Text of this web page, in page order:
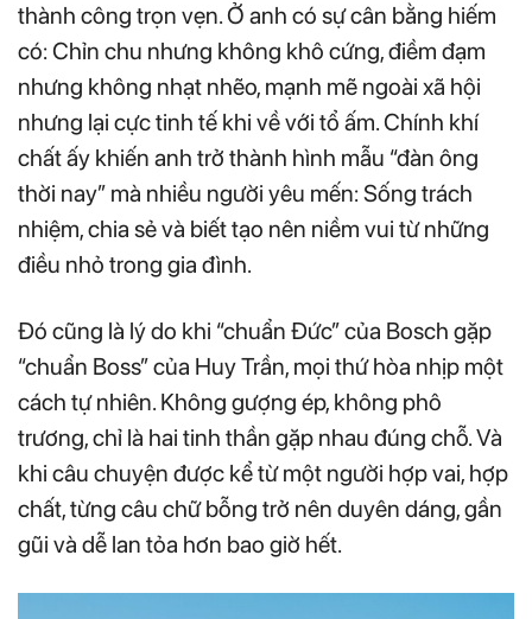
thành công trọn vẹn. Ở anh có sự cân bằng hiếm
có: Chỉn chu nhưng không khô cứng, điềm đạm
nhưng không nhạt nhẽo, mạnh mẽ ngoài xã hội
nhưng lại cực tinh tế khi về với tổ ấm. Chính khí
chất ấy khiến anh trở thành hình mẫu “đàn ông
thời nay” mà nhiều người yêu mến: Sống trách
nhiệm, chia sẻ và biết tạo nên niềm vui từ những
điều nhỏ trong gia đình.
Đó cũng là lý do khi “chuẩn Đức” của Bosch gặp
“chuẩn Boss” của Huy Trần, mọi thứ hòa nhịp một
cách tự nhiên. Không gượng ép, không phô
trương, chỉ là hai tinh thần gặp nhau đúng chỗ. Và
khi câu chuyện được kể từ một người hợp vai, hợp
chất, từng câu chữ bỗng trở nên duyên dáng, gần
gũi và dễ lan tỏa hơn bao giờ hết.